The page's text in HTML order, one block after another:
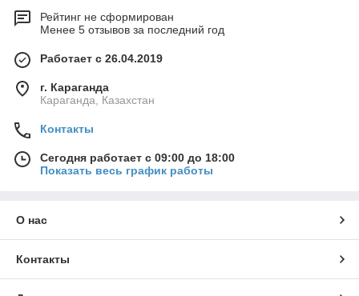
Рейтинг не сформирован
Менее 5 отзывов за последний год
Работает с 26.04.2019
г. Караганда
Караганда, Казахстан
Контакты
Сегодня работает с 09:00 до 18:00
Показать весь график работы
О нас
Контакты